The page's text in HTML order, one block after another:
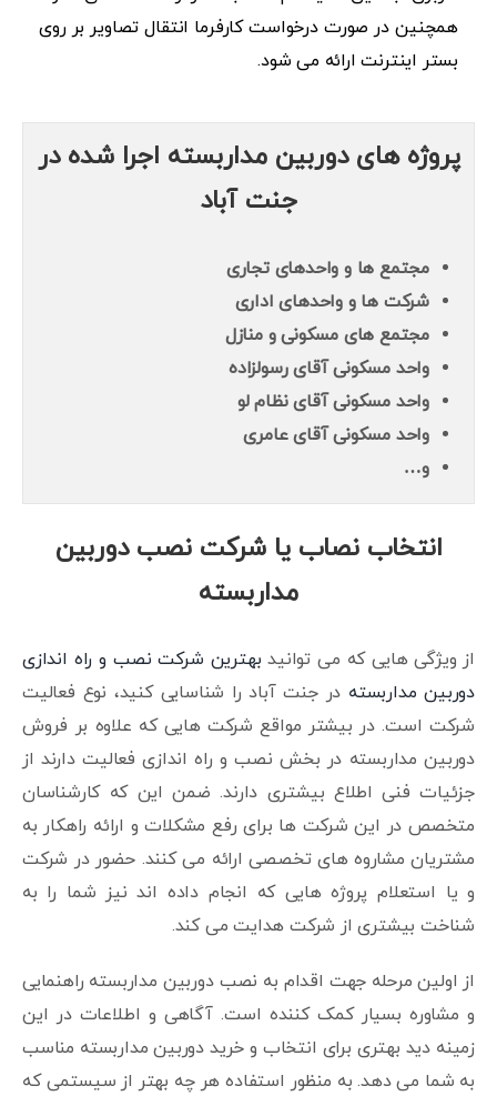
همچنین در صورت درخواست کارفرما انتقال تصاویر بر روی
بستر اینترنت ارائه می شود.
پروژه های دوربین مداربسته اجرا شده در
جنت آباد
مجتمع ها و واحدهای تجاری
شرکت ها و واحدهای اداری
مجتمع های مسکونی و منازل
واحد مسکونی آقای رسولزاده
واحد مسکونی آقای نظام لو
واحد مسکونی آقای عامری
و…
انتخاب نصاب یا شرکت نصب دوربین
مداربسته
از ویژگی هایی که می توانید بهترین شرکت نصب و راه اندازی
دوربین مداربسته در جنت آباد را شناسایی کنید، نوع فعالیت
شرکت است. در بیشتر مواقع شرکت هایی که علاوه بر فروش
دوربین مداربسته در بخش نصب و راه اندازی فعالیت دارند از
جزئیات فنی اطلاع بیشتری دارند. ضمن این که کارشناسان
متخصص در این شرکت ها برای رفع مشکلات و ارائه راهکار به
مشتریان مشاروه های تخصصی ارائه می کنند. حضور در شرکت
و یا استعلام پروژه هایی که انجام داده اند نیز شما را به
شناخت بیشتری از شرکت هدایت می کند.
از اولین مرحله جهت اقدام به نصب دوربین مداربسته راهنمایی
و مشاوره بسیار کمک کننده است. آگاهی و اطلاعات در این
زمینه دید بهتری برای انتخاب و خرید دوربین مداربسته مناسب
به شما می دهد. به منظور استفاده هر چه بهتر از سیستمی که